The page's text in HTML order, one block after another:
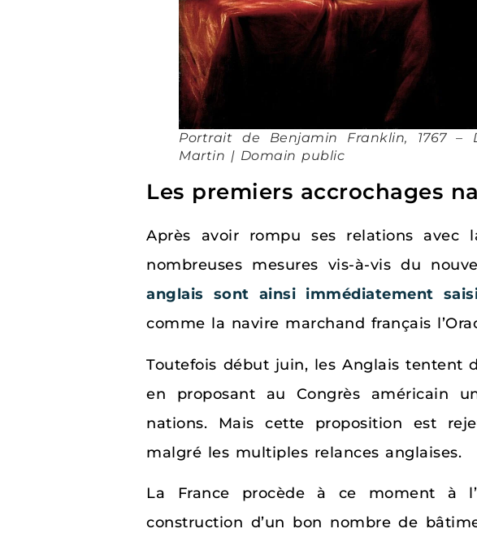
Portrait de Benjamin Franklin, 1767 –
Martin | Domain public
Les premiers accrochages
Après avoir rompu ses relations avec
nombreuses mesures vis-à-vis du
anglais sont ainsi immédiatement
comme la navire marchand français
Toutefois début juin, les Anglais tentent
en proposant au Congrès américain
nations. Mais cette proposition est
malgré les multiples relances anglaises.
La France procède à ce moment à
construction d’un bon nombre de